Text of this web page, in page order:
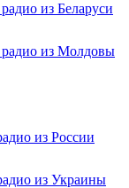
из Беларуси
из Молдовы
из России
из Украины